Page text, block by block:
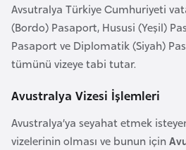
Avsutralya Türkiye Cumhuriyeti
(Bordo) Pasaport, Hususi (Yeşil)
Pasaport ve Diplomatik (Siyah)
tümünü vizeye tabi tutar.
Avustralya Vizesi İşlemleri
Avustralya’ya seyahat etmek
vizelerinin olması ve bunun için
s